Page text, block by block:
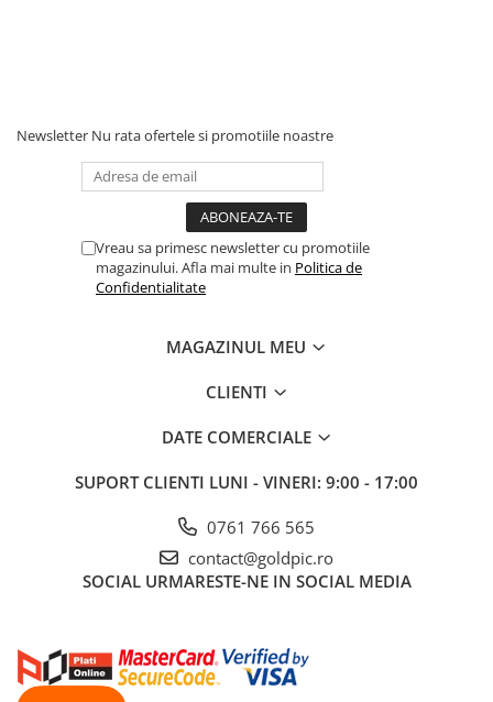
Newsletter Nu rata ofertele si promotiile noastre
Vreau sa primesc newsletter cu promotiile
magazinului. Afla mai multe in Politica de
Confidentialitate
MAGAZINUL MEU
CLIENTI
DATE COMERCIALE
SUPORT CLIENTI LUNI - VINERI: 9:00 - 17:00
0761 766 565
contact@goldpic.ro
SOCIAL URMARESTE-NE IN SOCIAL MEDIA